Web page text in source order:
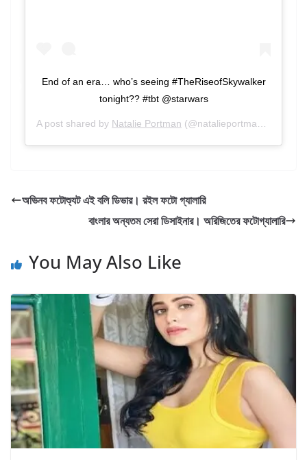
End of an era… who’s seeing #TheRiseofSkywalker
tonight?? #tbt @starwars
A post shared by Natalie Portman (@natalieportman) on
অভিনব ফটোশ্যুট এই বলি ডিভার। রইল ফটো গ্যালারি
বাংলার অন্যতম সেরা ডিসাইনার। অরিজিতের ফটোগ্যালারি
You May Also Like